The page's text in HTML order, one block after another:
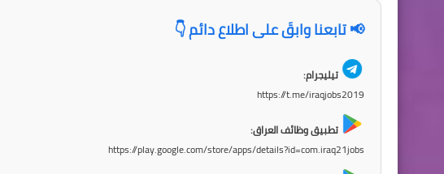
📢 تابعنا وابقَ على اطلاع دائم 👇
تيليجرام:
https://t.me/iraqjobs2019
تطبيق وظائف العراق:
https://play.google.com/store/apps/details?id=com.iraq21jobs